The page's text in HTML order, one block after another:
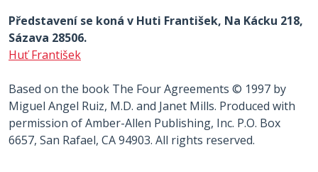
Představení se koná v Huti František, Na Kácku 218,
Sázava 28506.
Huť František
Based on the book The Four Agreements © 1997 by
Miguel Angel Ruiz, M.D. and Janet Mills. Produced with
permission of Amber-Allen Publishing, Inc. P.O. Box
6657, San Rafael, CA 94903. All rights reserved.